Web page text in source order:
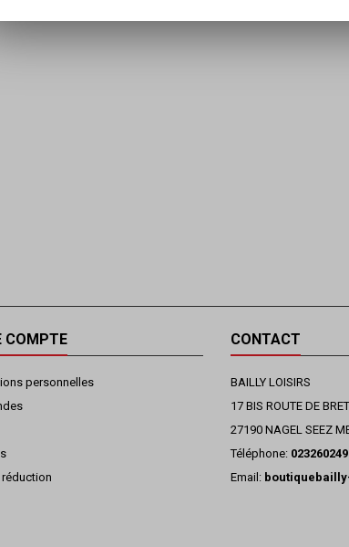
COMPTE
personnelles
CONTACT
BAILLY LOISIRS
17 BIS ROUTE DE
27190 NAGEL SEEZ
Téléphone:
Email: